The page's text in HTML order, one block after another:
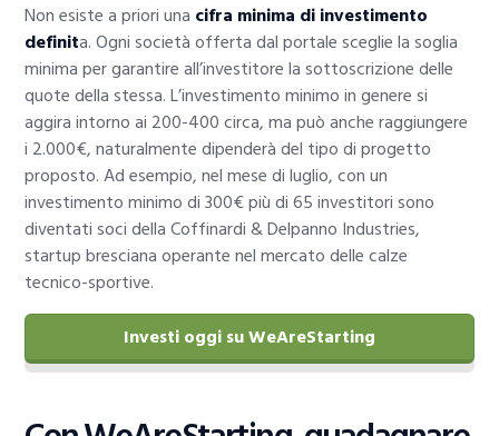
Non esiste a priori una cifra minima di investimento
definita. Ogni società offerta dal portale sceglie la soglia
minima per garantire all’investitore la sottoscrizione delle
quote della stessa. L’investimento minimo in genere si
aggira intorno ai 200-400 circa, ma può anche raggiungere
i 2.000€, naturalmente dipenderà del tipo di progetto
proposto. Ad esempio, nel mese di luglio, con un
investimento minimo di 300€ più di 65 investitori sono
diventati soci della Coffinardi & Delpanno Industries,
startup bresciana operante nel mercato delle calze
tecnico-sportive.
Investi oggi su WeAreStarting